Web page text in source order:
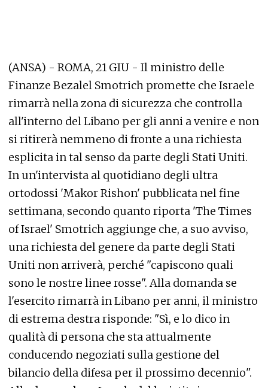
(ANSA) - ROMA, 21 GIU - Il ministro delle
Finanze Bezalel Smotrich promette che Israele
rimarrà nella zona di sicurezza che controlla
all'interno del Libano per gli anni a venire e non
si ritirerà nemmeno di fronte a una richiesta
esplicita in tal senso da parte degli Stati Uniti.
In un'intervista al quotidiano degli ultra
ortodossi 'Makor Rishon' pubblicata nel fine
settimana, secondo quanto riporta 'The Times
of Israel' Smotrich aggiunge che, a suo avviso,
una richiesta del genere da parte degli Stati
Uniti non arriverà, perché "capiscono quali
sono le nostre linee rosse". Alla domanda se
l'esercito rimarrà in Libano per anni, il ministro
di estrema destra risponde: "Sì, e lo dico in
qualità di persona che sta attualmente
conducendo negoziati sulla gestione del
bilancio della difesa per il prossimo decennio".